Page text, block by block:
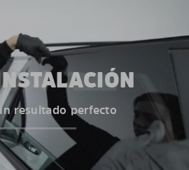
resultado perfecto